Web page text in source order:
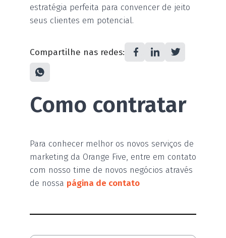
estratégia perfeita para convencer de jeito
seus clientes em potencial.
Compartilhe nas redes:
Como contratar
Para conhecer melhor os novos serviços de
marketing da Orange Five, entre em contato
com nosso time de novos negócios através
de nossa página de contato